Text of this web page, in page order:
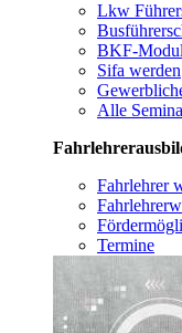
Lkw
BKF-
Sifa werden
Alle
Fahrlehrer
Termine